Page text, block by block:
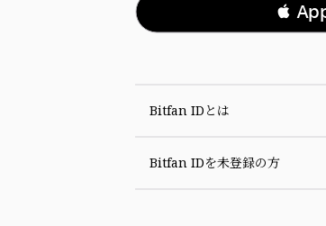

Bitfan IDとは
Bitfan IDを未登録の方